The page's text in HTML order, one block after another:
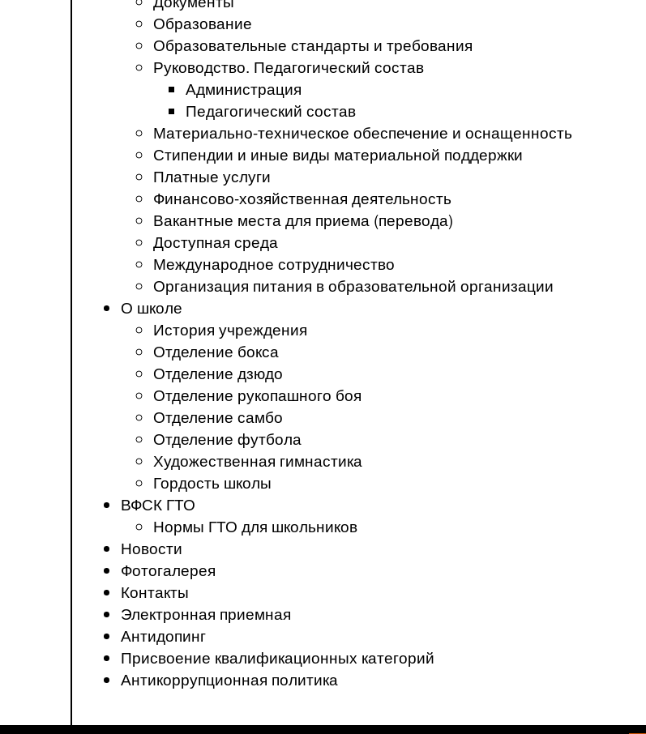
Образование
Образовательные стандарты и требования
Руководство. Педагогический состав
Администрация
Педагогический состав
Материально-техническое обеспечение и оснащенность
Стипендии и иные виды материальной поддержки
Платные услуги
Финансово-хозяйственная деятельность
Вакантные места для приема (перевода)
Доступная среда
Международное сотрудничество
Организация питания в образовательной организации
О школе
История учреждения
Отделение бокса
Отделение дзюдо
Отделение рукопашного боя
Отделение самбо
Отделение футбола
Художественная гимнастика
Гордость школы
ВФСК ГТО
Нормы ГТО для школьников
Новости
Фотогалерея
Контакты
Электронная приемная
Антидопинг
Присвоение квалификационных категорий
Антикоррупционная политика